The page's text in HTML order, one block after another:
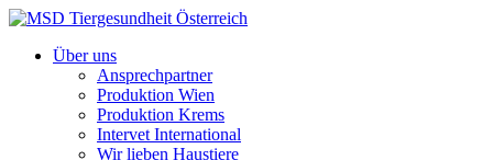
Über uns
Ansprechpartner
Produktion Wien
Produktion Krems
Intervet International
Wir lieben Haustiere